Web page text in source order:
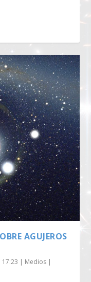
AGUJEROS
17:23 | Medios |